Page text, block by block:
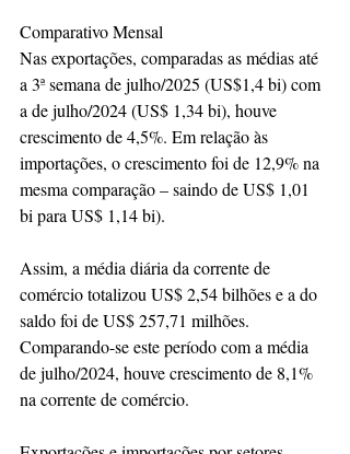
Comparativo Mensal
Nas exportações, comparadas as médias até
a 3ª semana de julho/2025 (US$1,4 bi) com
a de julho/2024 (US$ 1,34 bi), houve
crescimento de 4,5%. Em relação às
importações, o crescimento foi de 12,9% na
mesma comparação – saindo de US$ 1,01
bi para US$ 1,14 bi).
Assim, a média diária da corrente de
comércio totalizou US$ 2,54 bilhões e a do
saldo foi de US$ 257,71 milhões.
Comparando-se este período com a média
de julho/2024, houve crescimento de 8,1%
na corrente de comércio.